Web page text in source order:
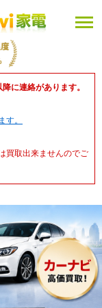
に連絡があります。
す。
買取出来ませんのでご